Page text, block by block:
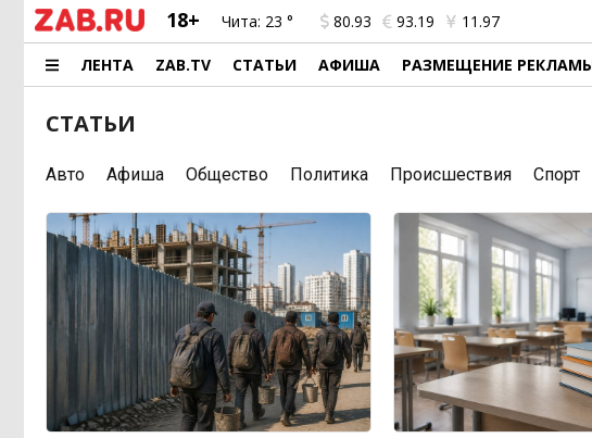
18+ Чита: 23 ° 80.93 93.19 11.97
ЛЕНТА ZAB.TV СТАТЬИ АФИША РАЗМЕЩЕНИЕ
СТАТЬИ
Авто Афиша Общество Политика Происшествия Спорт